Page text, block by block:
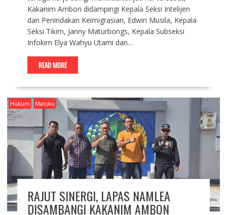
Kakanim Ambon didampingi Kepala Seksi Intelijen
dan Penindakan Keimigrasian, Edwin Musila, Kepala
Seksi Tikim, Janny Maturbongs, Kepala Subseksi
Infokim Elya Wahyu Utami dan…
READ MORE
Hukum Maluku
RAJUT SINERGI, LAPAS NAMLEA
DISAMBANGI KAKANIM AMBON